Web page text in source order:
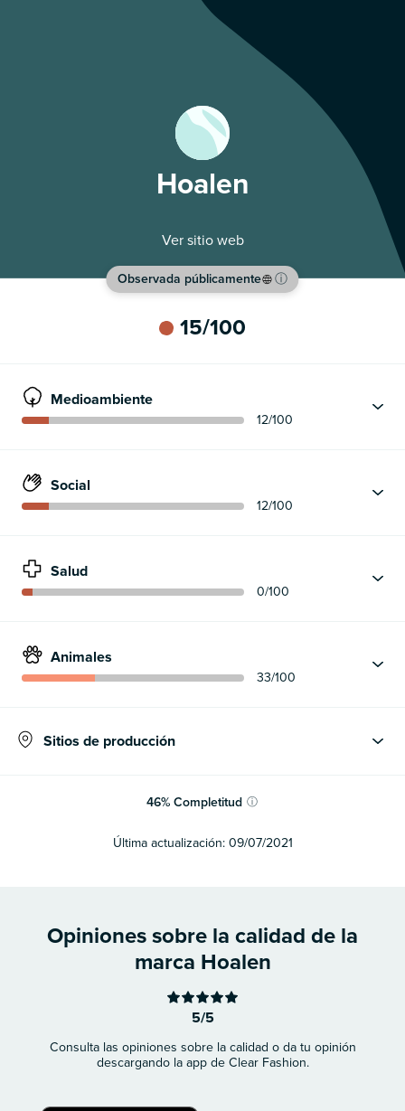
Hoalen
Ver sitio web
Observada públicamente ⓘ
15/100
Medioambiente
12/100
Social
12/100
Salud
0/100
Animales
33/100
Sitios de producción
46% Completitud ⓘ
Última actualización: 09/07/2021
Opiniones sobre la calidad de la
marca Hoalen
5/5
Consulta las opiniones sobre la calidad o da tu opinión
descargando la app de Clear Fashion.